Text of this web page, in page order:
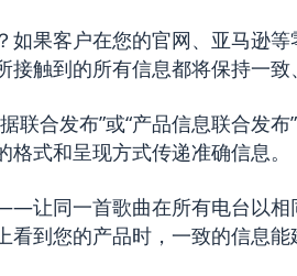
如果客户在您的官网、亚马逊
触到的所有信息都将保持一致
联合发布”或“产品信息联合发
式和呈现方式传递准确信息。
让同一首歌曲在所有电台以相
到您的产品时，一致的信息能